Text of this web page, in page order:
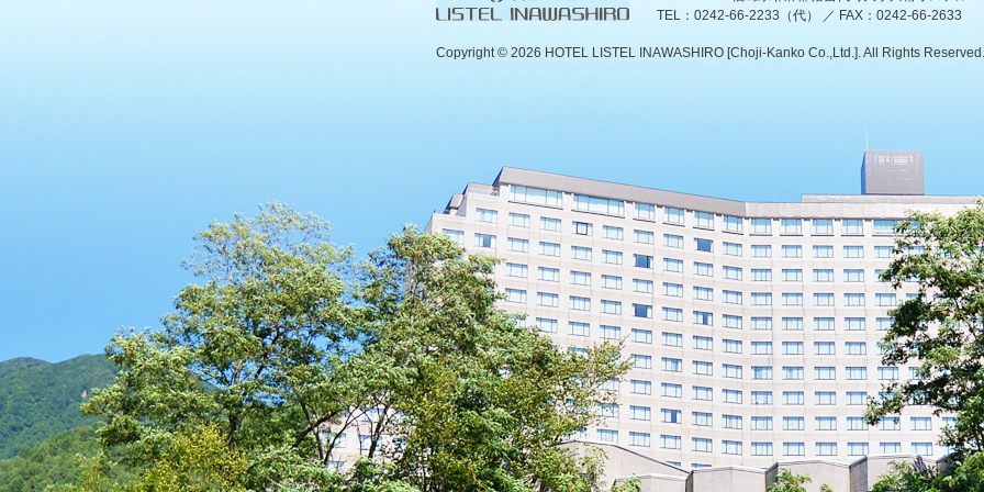
TEL：0242-66-2233（代） ／ FAX：0242-66-2633
Copyright © 2026 HOTEL LISTEL INAWASHIRO [Choji-Kanko Co.,Ltd.]. All Rights Reserved.